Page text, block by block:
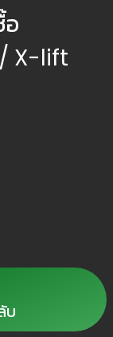
อ
/ X-lift
บ